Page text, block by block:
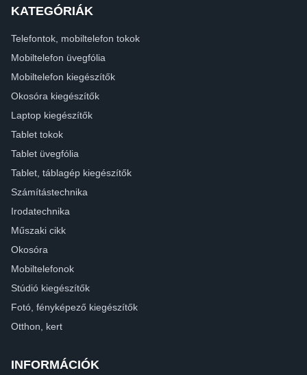
KATEGÓRIÁK
Telefontok, mobiltelefon tokok
Mobiltelefon üvegfólia
Mobiltelefon kiegészítők
Okosóra kiegészítők
Laptop kiegészítők
Tablet tokok
Tablet üvegfólia
Tablet, táblagép kiegészítők
Számítástechnika
Irodatechnika
Műszaki cikk
Okosóra
Mobiltelefonok
Stúdió kiegészítők
Fotó, fényképező kiegészítők
Otthon, kert
INFORMÁCIÓK